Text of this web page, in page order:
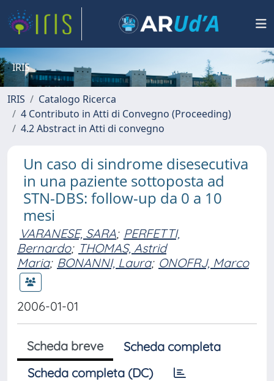
IRIS
IRIS
Catalogo Ricerca
4 Contributo in Atti di Convegno (Proceeding)
4.2 Abstract in Atti di convegno
Un caso di sindrome disesecutiva
in una paziente sottoposta ad
STN-DBS: follow-up da 0 a 10
mesi
VARANESE, SARA; PERFETTI,
Bernardo; THOMAS, Astrid
Maria; BONANNI, Laura; ONOFRJ, Marco
2006-01-01
Scheda breve
Scheda completa
Scheda completa (DC)